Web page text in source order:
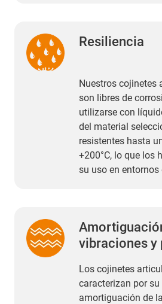
Resiliencia
Nuestros cojinetes
son libres de
utilizarse con
del material
resistentes hasta
+200°C, lo que los
su uso en entornos
vibraciones y
Los cojinetes
caracterizan por su
amortiguación de